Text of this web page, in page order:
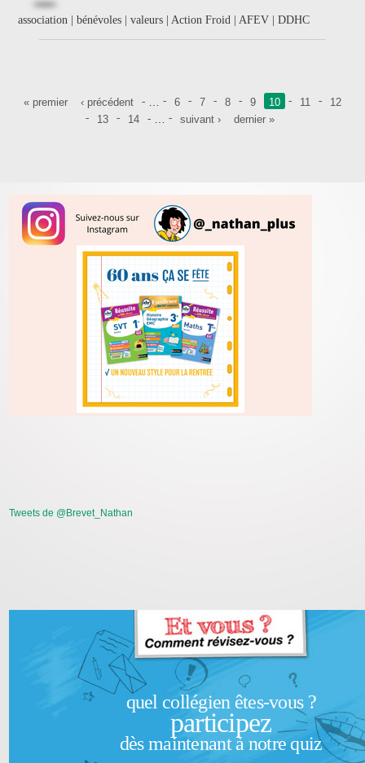
association | bénévoles | valeurs | Action Froid | AFEV | DDHC
Pages
« premier ‹ précédent 6 7 8 9 10 11
12
13
14 suivant › dernier »
Tweets de @Brevet_Nathan
quel collégien êtes-vous ?
participez
dès maintenant à notre quiz